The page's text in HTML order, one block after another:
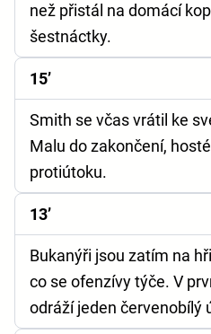
než přistál na domácí
šestnáctky.
15’
Smith se včas vrátil ke
Malu do zakončení,
protiútoku.
13’
Bukanýři jsou zatím na
co se ofenzívy týče. V
odráží jeden červenobílý